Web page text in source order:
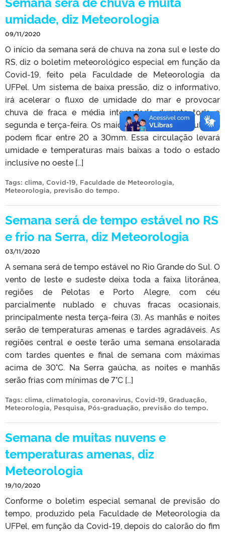
umidade, diz Meteorologia
09/11/2020
O início da semana será de chuva na zona sul e leste do
RS, diz o boletim meteorológico especial em função da
Covid-19, feito pela Faculdade de Meteorologia da
UFPel. Um sistema de baixa pressão, diz o informativo,
irá acelerar o fluxo de umidade do mar e provocar
chuva de fraca e média intensidade durante toda a
segunda e terça-feira. Os maiores volumes acumulados
podem ficar entre 20 a 30mm. Essa circulação levará
umidade e temperaturas mais baixas a todo o estado
inclusive no oeste […]
Tags: clima, Covid-19, Faculdade de Meteorologia,
Meteorologia, previsão do tempo.
Semana será de tempo estável no RS
e frio na Serra, diz Meteorologia
03/11/2020
A semana será de tempo estável no Rio Grande do Sul. O
vento de leste e sudeste deixa toda a faixa litorânea,
regiões de Pelotas e Porto Alegre, com céu
parcialmente nublado e chuvas fracas ocasionais,
principalmente nesta terça-feira (3). As manhãs e noites
serão de temperaturas amenas e tardes agradáveis. As
regiões central e oeste terão uma semana ensolarada
com tardes quentes e final de semana com máximas
acima de 30°C. Na Serra gaúcha, as noites e manhãs
serão frias com mínimas de 7°C […]
Tags: clima, climatologia, coronavirus, Covid-19, Graduação,
Meteorologia, Pesquisa, Pós-graduação, previsão do tempo.
Semana de muitas nuvens e
temperaturas amenas, diz
Meteorologia
19/10/2020
Conforme o boletim especial semanal de previsão do
tempo, produzido pela Faculdade de Meteorologia da
UFPel, em função da Covid-19, depois do calorão do fim